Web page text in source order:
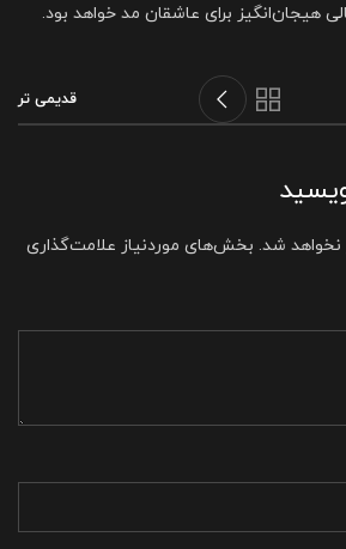
قدیمی تر
نخواهد شد. بخش‌های موردنیاز علامت‌گذاری